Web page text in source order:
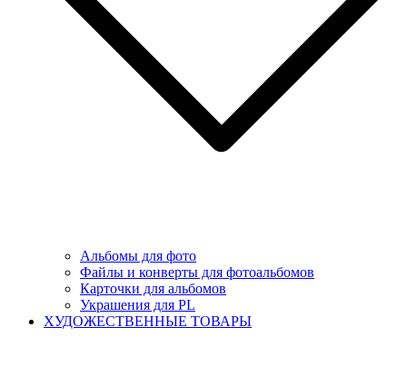
Альбомы для фото
Файлы и конверты для фотоальбомов
Карточки для альбомов
Украшения для PL
ХУДОЖЕСТВЕННЫЕ ТОВАРЫ